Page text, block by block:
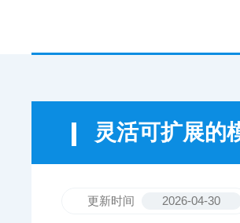
灵活可扩展的
更新时间 2026-04-30